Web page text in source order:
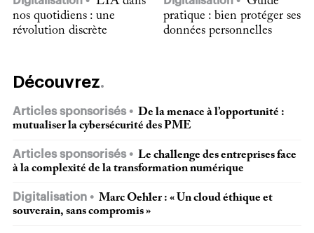
nos quotidiens : une
révolution discrète
pratique : bien protéger ses
données personnelles
Découvrez
Articles sponsorisés
De la menace à l’opportunité :
mutualiser la cybersécurité des PME
Articles sponsorisés
Le challenge des entreprises face
à la complexité de la transformation numérique
Digitalisation
Marc Oehler : « Un cloud éthique et
souverain, sans compromis »